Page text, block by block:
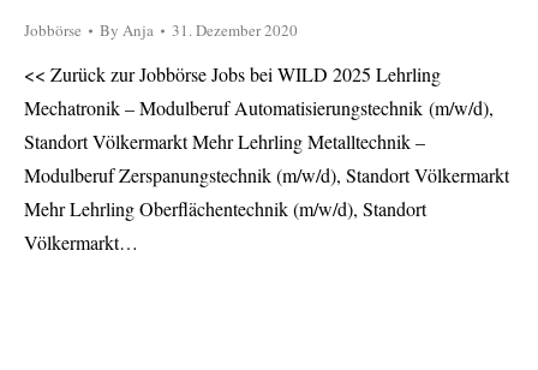
Jobbörse By Anja 31. Dezember 2020
<< Zurück zur Jobbörse Jobs bei WILD 2025 Lehrling
Mechatronik – Modulberuf Automatisierungstechnik (m/w/d),
Standort Völkermarkt Mehr Lehrling Metalltechnik –
Modulberuf Zerspanungstechnik (m/w/d), Standort Völkermarkt
Mehr Lehrling Oberflächentechnik (m/w/d), Standort
Völkermarkt…